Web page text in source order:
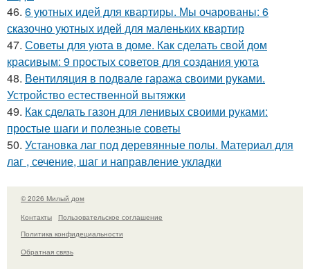
46. 6 уютных идей для квартиры. Мы очарованы: 6
сказочно уютных идей для маленьких квартир
47. Советы для уюта в доме. Как сделать свой дом
красивым: 9 простых советов для создания уюта
48. Вентиляция в подвале гаража своими руками.
Устройство естественной вытяжки
49. Как сделать газон для ленивых своими руками:
простые шаги и полезные советы
50. Установка лаг под деревянные полы. Материал для
лаг , сечение, шаг и направление укладки
© 2026 Милый дом
Контакты
Пользовательское соглашение
Политика конфидециальности
Обратная связь